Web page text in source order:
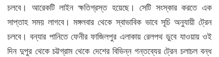
চলবে। আরেকটি লাইন ক্ষতিগ্রস্ত হয়েছে। সেটি সংস্কার করতে এক
সাপ্তাহ সময় লাগবে। মঙ্গলবার থেকে স্বাভাবিক ভাবে সূচি অনুযায়ী ট্রেন
চলবে। বন্যার পানিতে ফেনীর ফাজিলপুর এলাকায় রেলপথ ডুবে যাওয়ায় ওই
দিন দুপুর থেকে চট্টগ্রাম থেকে দেশের বিভিন্ন গন্তব্যের ট্রেন চলাচল বন্ধ